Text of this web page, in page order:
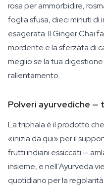
rosa per ammorbidire,
foglia sfusa, dieci minuti
esagerata. Il Ginger Chai
mordente e la sferzata di
meglio se la tua
rallentamento.
Polveri ayurvediche —
La triphala è il prodotto
«inizia da qui» per il
frutti indiani essiccati —
insieme, e nell'Ayurveda
quotidiano per la